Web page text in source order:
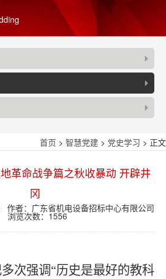
首页 > 智慧党建 > 党史学习 > 正文
革命战争篇之秋收暴动 开辟井
冈
者：广东省机电设备招标中心有限公司
浏览次数：1556
多次强调“历史是最好的教科